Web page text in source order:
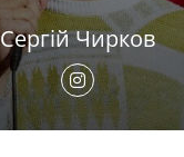
Сергій Чирков